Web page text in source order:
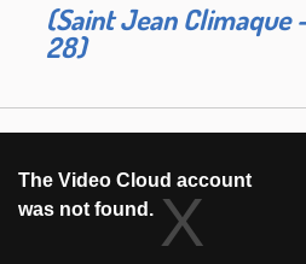
(Saint Jean Climaque
28)